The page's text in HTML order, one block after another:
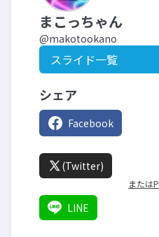
まこっちゃん
@makotookano
スライド一覧
シェア
Facebook
(Twitter)
または
LINE